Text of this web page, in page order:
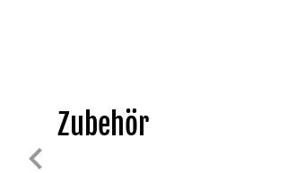
Zubehör